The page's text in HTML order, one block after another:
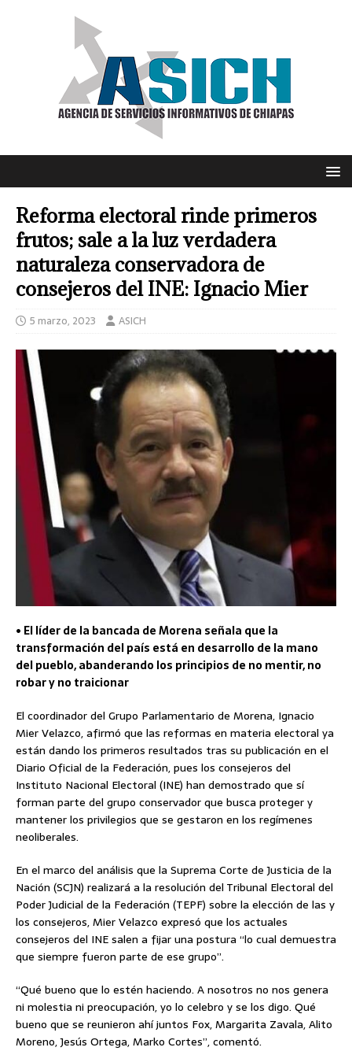
Reforma electoral rinde primeros
frutos; sale a la luz verdadera
naturaleza conservadora de
consejeros del INE: Ignacio Mier
5 marzo, 2023 ASICH
• El líder de la bancada de Morena señala que la
transformación del país está en desarrollo de la mano
del pueblo, abanderando los principios de no mentir, no
robar y no traicionar
El coordinador del Grupo Parlamentario de Morena, Ignacio
Mier Velazco, afirmó que las reformas en materia electoral ya
están dando los primeros resultados tras su publicación en el
Diario Oficial de la Federación, pues los consejeros del
Instituto Nacional Electoral (INE) han demostrado que sí
forman parte del grupo conservador que busca proteger y
mantener los privilegios que se gestaron en los regímenes
neoliberales.
En el marco del análisis que la Suprema Corte de Justicia de la
Nación (SCJN) realizará a la resolución del Tribunal Electoral del
Poder Judicial de la Federación (TEPF) sobre la elección de las y
los consejeros, Mier Velazco expresó que los actuales
consejeros del INE salen a fijar una postura “lo cual demuestra
que siempre fueron parte de ese grupo”.
“Qué bueno que lo estén haciendo. A nosotros no nos genera
ni molestia ni preocupación, yo lo celebro y se los digo. Qué
bueno que se reunieron ahí juntos Fox, Margarita Zavala, Alito
Moreno, Jesús Ortega, Marko Cortes”, comentó.